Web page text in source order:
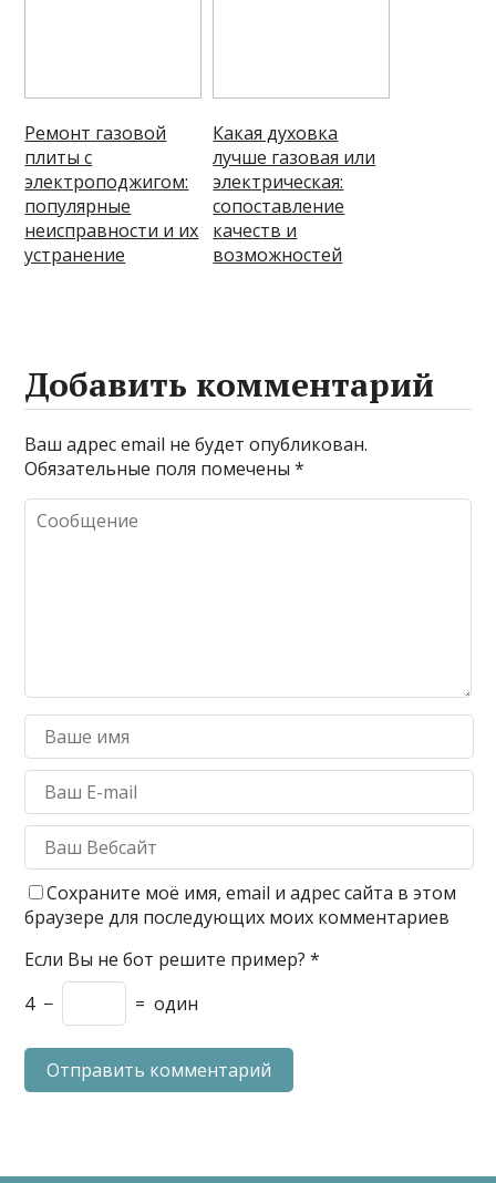
Ремонт газовой
плиты с
электроподжигом:
популярные
неисправности и их
устранение
Какая духовка
лучше газовая или
электрическая:
сопоставление
качеств и
возможностей
Добавить комментарий
Ваш адрес email не будет опубликован.
Обязательные поля помечены*
Сохраните моё имя, email и адрес сайта в этом
браузере для последующих моих комментариев
Если Вы не бот решите пример? *
4 − = один